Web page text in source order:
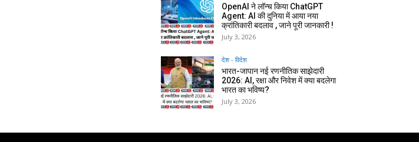
OpenAI ने लॉन्च किया ChatGPT
Agent: AI की दुनिया में आया नया
क्रांतिकारी बदलाव , जाने पूरी जानकारी !
July 3, 2026
देश - विदेश
भारत-जापान नई रणनीतिक साझेदारी
2026: AI, रक्षा और निवेश में क्या बदलेगा
भारत का भविष्य?
July 3, 2026